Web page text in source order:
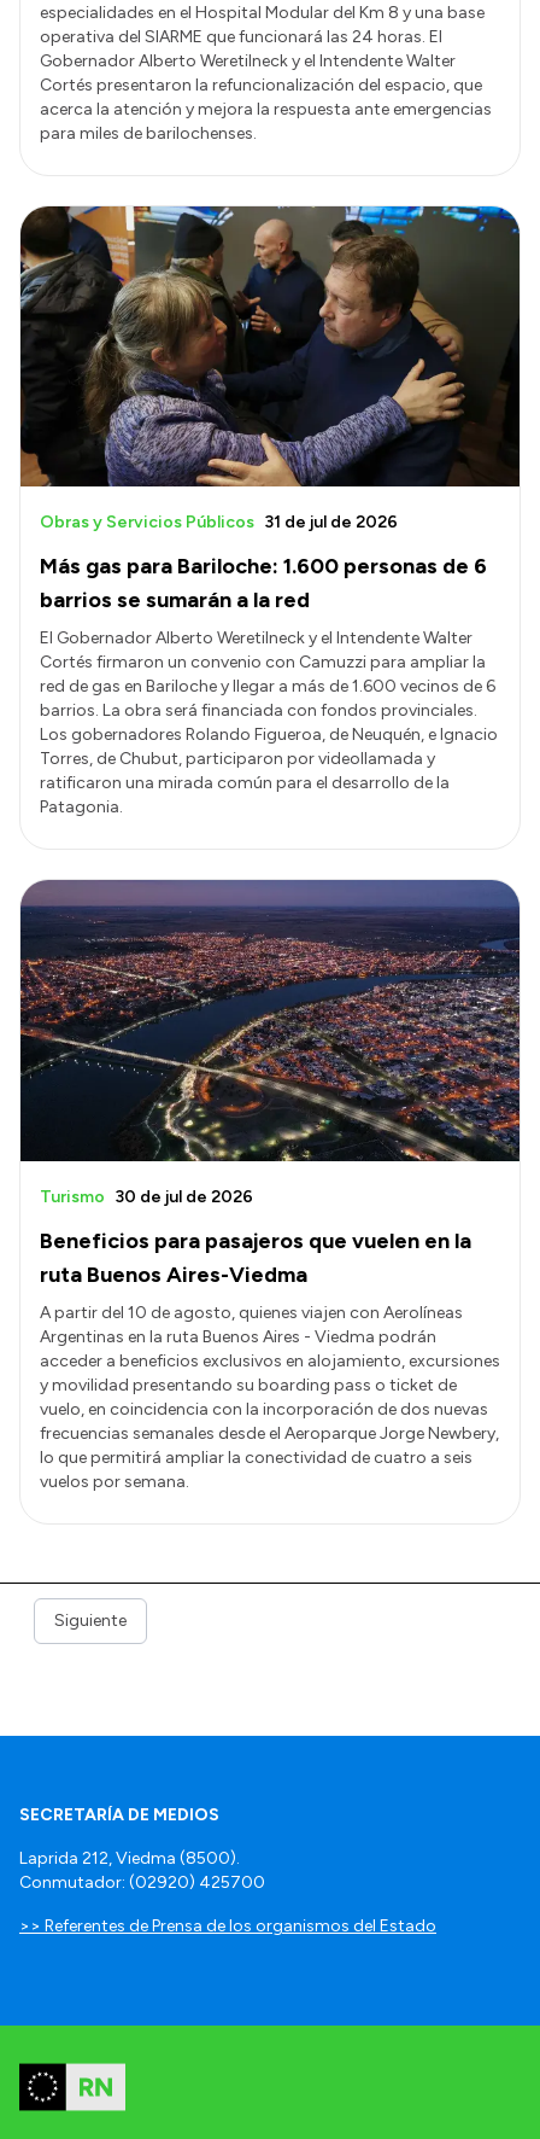
especialidades en el Hospital Modular del Km 8 y una base
operativa del SIARME que funcionará las 24 horas. El
Gobernador Alberto Weretilneck y el Intendente Walter
Cortés presentaron la refuncionalización del espacio, que
acerca la atención y mejora la respuesta ante emergencias
para miles de barilochenses.
Más gas para Bariloche: 1.600 personas de 6
barrios se sumarán a la red
Obras y Servicios Públicos 31 de jul de 2026
El Gobernador Alberto Weretilneck y el Intendente Walter
Cortés firmaron un convenio con Camuzzi para ampliar la
red de gas en Bariloche y llegar a más de 1.600 vecinos de 6
barrios. La obra será financiada con fondos provinciales.
Los gobernadores Rolando Figueroa, de Neuquén, e Ignacio
Torres, de Chubut, participaron por videollamada y
ratificaron una mirada común para el desarrollo de la
Patagonia.
Beneficios para pasajeros que vuelen en la
ruta Buenos Aires-Viedma
Turismo 30 de jul de 2026
A partir del 10 de agosto, quienes viajen con Aerolíneas
Argentinas en la ruta Buenos Aires - Viedma podrán
acceder a beneficios exclusivos en alojamiento, excursiones
y movilidad presentando su boarding pass o ticket de
vuelo, en coincidencia con la incorporación de dos nuevas
frecuencias semanales desde el Aeroparque Jorge Newbery,
lo que permitirá ampliar la conectividad de cuatro a seis
vuelos por semana.
Siguiente
SECRETARÍA DE MEDIOS
Laprida 212, Viedma (8500).
Conmutador: (02920) 425700
>> Referentes de Prensa de los organismos del Estado